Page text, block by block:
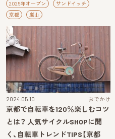
2025年オープン
サンドイッチ
京都
嵐山
2024.05.10 おでかけ
京都で自転車を120％楽しむコツ
とは？ 人気サイクルSHOPに聞
く、自転車トレンドTIPS【京都